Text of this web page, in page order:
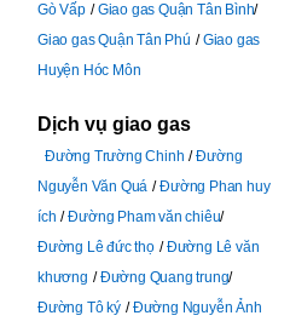
Gò Vấp
Giao gas Quận Tân Bình
Giao gas Quận Tân Phú
Giao gas
Huyện Hóc Môn
Dịch vụ giao gas
Đường Trường Chinh
Đường
Nguyễn Văn Quá
Đường Phan huy
ích
Đường Pham văn chiêu
Đường Lê đức thọ
Đường Lê văn
khương
Đường Quang trung
Đường Tô ký
Đường Nguyễn Ảnh